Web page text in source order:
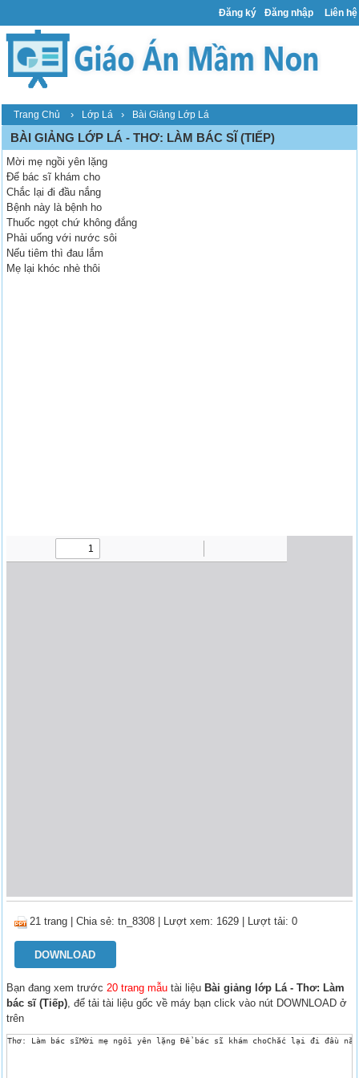
Đăng ký Đăng nhập Liên hệ
Trang Chủ › Lớp Lá › Bài Giảng Lớp Lá
BÀI GIẢNG LỚP LÁ - THƠ: LÀM BÁC SĨ (TIẾP)
Mời mẹ ngồi yên lặng
Để bác sĩ khám cho
Chắc lại đi đầu nắng
Bệnh này là bệnh ho
Thuốc ngọt chứ không đắng
Phải uống với nước sôi
Nếu tiêm thì đau lắm
Mẹ lại khóc nhè thôi
21 trang |Chia sẻ:tn_8308 | Lượt xem: 1629 | Lượt tải: 0
DOWNLOAD
Bạn đang xem trước20 trang mẫu tài liệu Bài giảng lớp Lá - Thơ: Làm
bác sĩ (Tiếp), để tải tài liệu gốc về máy bạn click vào nút DOWNLOAD ở
trên
Thơ: Làm bác sĩMời mẹ ngồi yên lặng Để bác sĩ khám choChắc lại đi đầu